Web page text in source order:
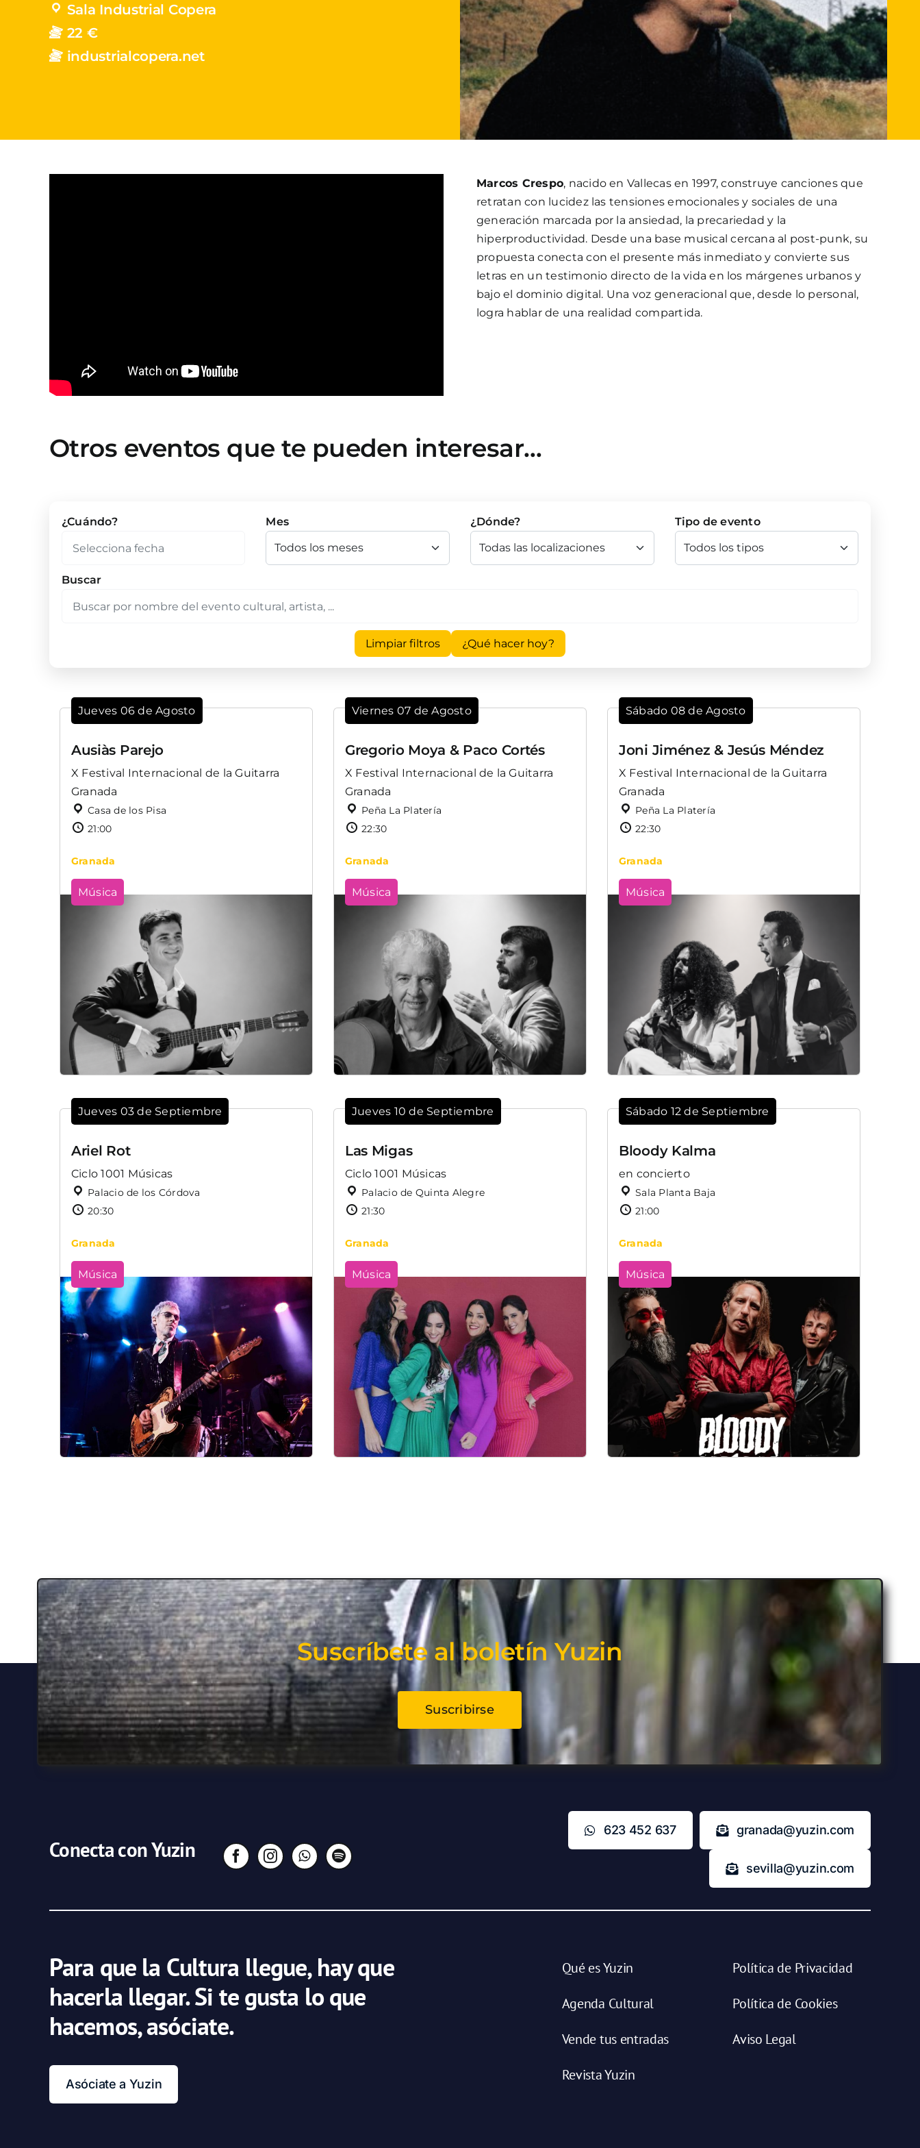
Sala Industrial Copera
22 €
industrialcopera.net
Marcos Crespo, nacido en Vallecas en 1997, construye canciones que
retratan con lucidez las tensiones emocionales y sociales de una
generación marcada por la ansiedad, la precariedad y la
hiperproductividad. Desde una base musical cercana al post-punk, su
propuesta conecta con el presente más inmediato y convierte sus
letras en un testimonio directo de la vida en los márgenes urbanos y
bajo el dominio digital. Una voz generacional que, desde lo personal,
logra hablar de una realidad compartida.
Otros eventos que te pueden interesar…
¿Cuándo? Mes ¿Dónde? Tipo de evento
Buscar
Limpiar filtros ¿Qué hacer hoy?
Jueves 06 de Agosto
Ausiàs Parejo
X Festival Internacional de la Guitarra
Granada
Casa de los Pisa
21:00
Granada
Música
Viernes 07 de Agosto
Gregorio Moya & Paco Cortés
X Festival Internacional de la Guitarra
Granada
Peña La Platería
22:30
Granada
Música
Sábado 08 de Agosto
Joni Jiménez & Jesús Méndez
X Festival Internacional de la Guitarra
Granada
Peña La Platería
22:30
Granada
Música
Jueves 03 de Septiembre
Ariel Rot
Ciclo 1001 Músicas
Palacio de los Córdova
20:30
Granada
Música
Jueves 10 de Septiembre
Las Migas
Ciclo 1001 Músicas
Palacio de Quinta Alegre
21:30
Granada
Música
Sábado 12 de Septiembre
Bloody Kalma
en concierto
Sala Planta Baja
21:00
Granada
Música
Suscríbete al boletín Yuzin
Suscribirse
Conecta con Yuzin
623 452 637 granada@yuzin.com
sevilla@yuzin.com
Para que la Cultura llegue, hay que
hacerla llegar. Si te gusta lo que
hacemos, asóciate.
Asóciate a Yuzin
Qué es Yuzin
Agenda Cultural
Vende tus entradas
Revista Yuzin
Política de Privacidad
Política de Cookies
Aviso Legal